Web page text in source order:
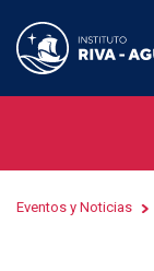
Eventos y Noticias